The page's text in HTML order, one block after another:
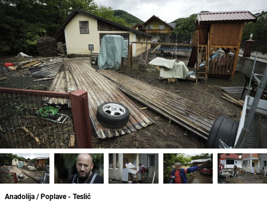
Anadolija / Poplave - Teslić